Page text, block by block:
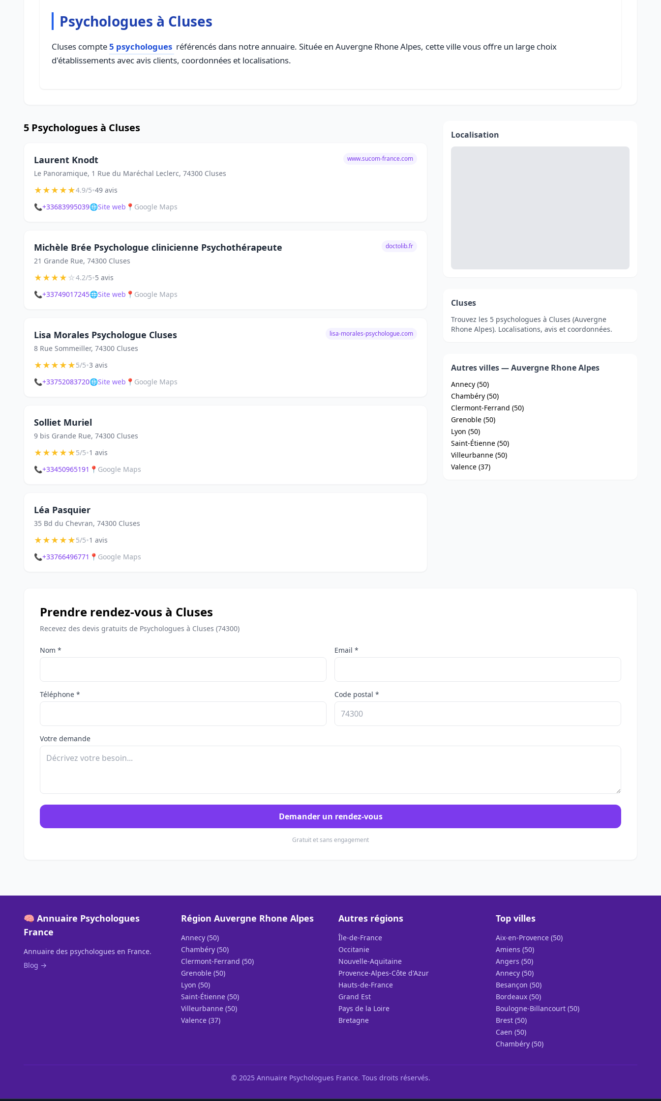
Psychologues à Cluses
Cluses compte5 psychologues référencés dans notre annuaire. Située en Auvergne Rhone Alpes, cette ville vous offre un large choix
d'établissements avec avis clients, coordonnées et localisations.
5 Psychologues à Cluses
Laurent Knodt
Le Panoramique, 1 Rue du Maréchal Leclerc, 74300 Cluses
www.sucom-france.com
★★★★★4.9/5•49 avis
📞+33683995039🌐Site web 📍 Google Maps
Michèle Brée Psychologue clinicienne Psychothérapeute
21 Grande Rue, 74300 Cluses
doctolib.fr
★★★★☆4.2/5•5 avis
📞+33749017245🌐Site web 📍 Google Maps
Lisa Morales Psychologue Cluses
8 Rue Sommeiller, 74300 Cluses
lisa-morales-psychologue.com
★★★★★5/5•3 avis
📞+33752083720🌐Site web 📍 Google Maps
Solliet Muriel
9 bis Grande Rue, 74300 Cluses
★★★★★5/5•1 avis
📞+33450965191 📍 Google Maps
Léa Pasquier
35 Bd du Chevran, 74300 Cluses
★★★★★5/5•1 avis
📞+33766496771 📍 Google Maps
Localisation
Cluses
Trouvez les 5 psychologues à Cluses (Auvergne
Rhone Alpes). Localisations, avis et coordonnées.
Autres villes — Auvergne Rhone Alpes
Annecy (50)
Chambéry (50)
Clermont-Ferrand (50)
Grenoble (50)
Lyon (50)
Saint-Étienne (50)
Villeurbanne (50)
Valence (37)
Prendre rendez-vous à Cluses
Recevez des devis gratuits de Psychologues à Cluses (74300)
Nom * Email *
Téléphone * Code postal *
Votre demande
Demander un rendez-vous
Gratuit et sans engagement
🧠 Annuaire Psychologues
France
Annuaire des psychologues en France.
Blog →
Région Auvergne Rhone Alpes
Annecy (50)
Chambéry (50)
Clermont-Ferrand (50)
Grenoble (50)
Lyon (50)
Saint-Étienne (50)
Villeurbanne (50)
Valence (37)
Autres régions
Île-de-France
Occitanie
Nouvelle-Aquitaine
Provence-Alpes-Côte d'Azur
Hauts-de-France
Grand Est
Pays de la Loire
Bretagne
Top villes
Aix-en-Provence (50)
Amiens (50)
Angers (50)
Annecy (50)
Besançon (50)
Bordeaux (50)
Boulogne-Billancourt (50)
Brest (50)
Caen (50)
Chambéry (50)
© 2025 Annuaire Psychologues France. Tous droits réservés.